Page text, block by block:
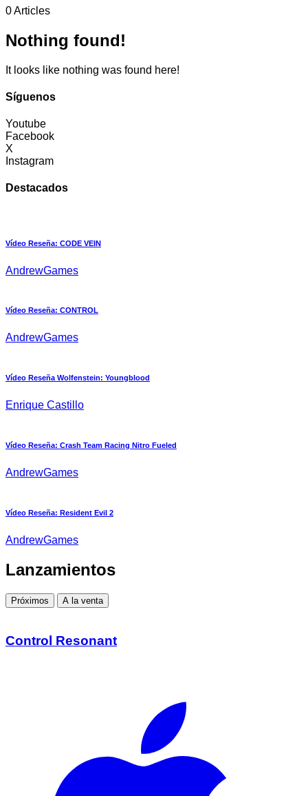
0 Articles
Nothing found!
It looks like nothing was found here!
Síguenos
Youtube
Facebook
X
Instagram
Destacados
Vídeo Reseña: CODE VEIN
AndrewGames
Vídeo Reseña: CONTROL
AndrewGames
Vídeo Reseña Wolfenstein: Youngblood
Enrique Castillo
Vídeo Reseña: Crash Team Racing Nitro Fueled
AndrewGames
Vídeo Reseña: Resident Evil 2
AndrewGames
Lanzamientos
Próximos A la venta
Control Resonant